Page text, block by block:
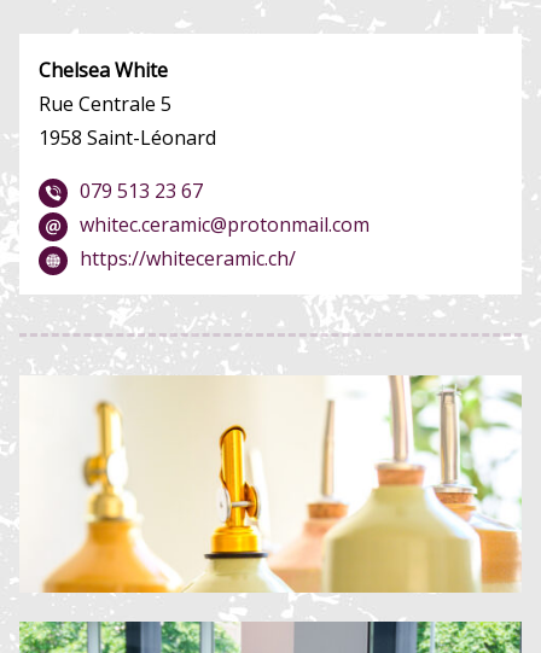
Chelsea White
Rue Centrale 5
1958 Saint-Léonard
079 513 23 67
whitec.ceramic@protonmail.com
https://whiteceramic.ch/